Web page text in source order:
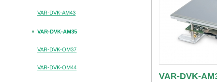
VAR-DVK-AM43
VAR-DVK-AM35
VAR-DVK-OM37
VAR-DVK-OM44
VAR-DVK-